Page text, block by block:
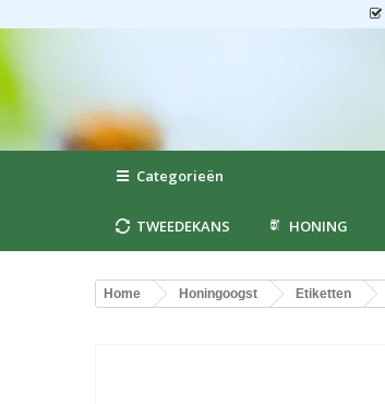
Categorieën
TWEEDEKANS HONING
Home Honingoogst Etiketten